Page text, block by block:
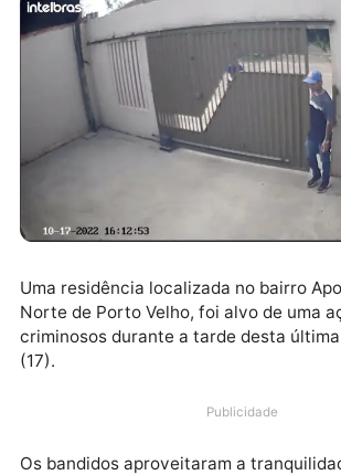
Uma residência localizada no bairro
Norte de Porto Velho, foi alvo de
(17).